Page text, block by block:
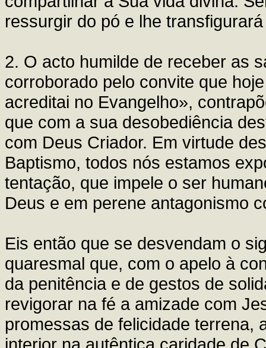
ressurgir do pó e lhe
2. O acto humilde de receber as
corroborado pelo convite que
acreditai no Evangelho»,
que com a sua desobediência
com Deus Criador. Em virtude
Baptismo, todos nós estamos
tentação, que impele o ser
Deus e em perene antagonismo
Eis então que se desvendam o
quaresmal que, com o apelo à
da penitência e de gestos de
revigorar na fé a amizade com
promessas de felicidade terrena,
interior na autêntica caridade de